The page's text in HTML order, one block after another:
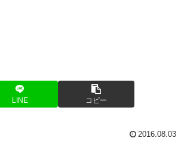
LINE コピー
2016.08.03